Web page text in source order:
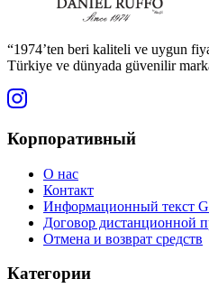
“1974’ten beri kaliteli ve uygun
Türkiye ve dünyada güvenilir
Корпоративный
О нас
Контакт
Информационный текст
Договор дистанционной
Отмена и возврат средств
Категории